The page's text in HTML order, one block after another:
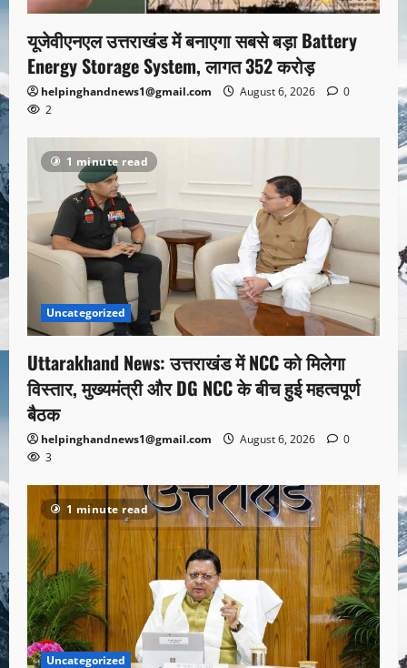
यूजेवीएनएल उत्तराखंड में बनाएगा सबसे बड़ा Battery
Energy Storage System, लागत 352 करोड़
helpinghandnews1@gmail.com August 6, 2026
0
2
1 minute read
Uncategorized
Uttarakhand News: उत्तराखंड में NCC को मिलेगा
विस्तार, मुख्यमंत्री और DG NCC के बीच हुई महत्वपूर्ण
बैठक
helpinghandnews1@gmail.com August 6, 2026
0
3
1 minute read
Uncategorized